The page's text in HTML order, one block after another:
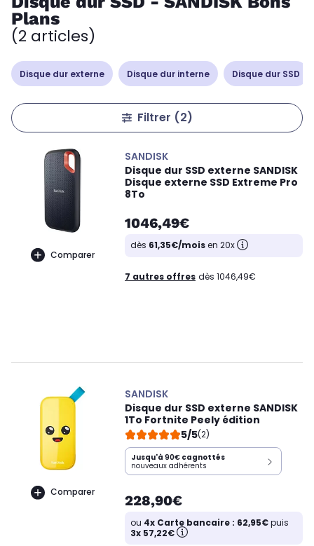
Plans
(2 articles)
Disque dur externe Disque dur interne Disque dur SSD
Filtrer (2)
Comparer
SANDISK
Disque dur SSD externe SANDISK
Disque externe SSD Extreme Pro
8To
1046,49€
dès 61,35€/moisen 20x
7 autres offres dès 1046,49€
Comparer
SANDISK
Disque dur SSD externe SANDISK
1To Fortnite Peely édition
5/5(2)
Jusqu'à 90€ cagnottés
nouveaux adhérents
228,90€
ou 4x Carte bancaire : 62,95€puis
3x 57,22€